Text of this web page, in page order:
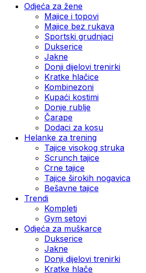
Odjeća za žene
Majice i topovi
Majice bez rukava
Sportski grudnjaci
Dukserice
Jakne
Donji dijelovi trenirki
Kratke hlačice
Kombinezoni
Kupaći kostimi
Donje rublje
Čarape
Dodaci za kosu
Helanke za trening
Tajice visokog struka
Scrunch tajice
Crne tajice
Tajice širokih nogavica
Bešavne tajice
Trendi
Kompleti
Gym setovi
Odjeća za muškarce
Dukserice
Jakne
Donji dijelovi trenirki
Kratke hlače